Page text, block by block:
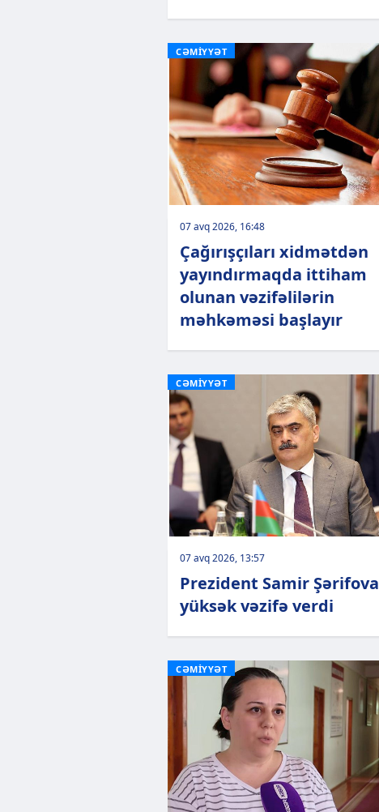
CƏMİYYƏT
07 avq 2026, 16:48
Çağırışçıları xidmətdən
yayındırmaqda ittiham
olunan vəzifəlilərin
məhkəməsi başlayır
CƏMİYYƏT
07 avq 2026, 13:57
Prezident Samir Şərifova
yüksək vəzifə verdi
CƏMİYYƏT